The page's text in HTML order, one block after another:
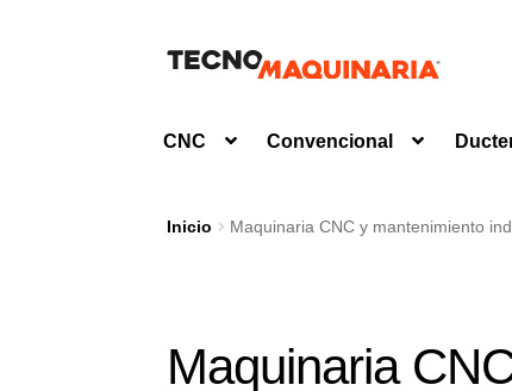
navegación
CNC Convencional
Inicio Maquinaria CNC y mantenimiento
Maquinaria